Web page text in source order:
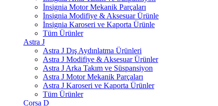
İnsignia Motor Mekanik Parçaları
İnsignia Modifiye & Aksesuar Ürünle
İnsignia Karoseri ve Kaporta Ürünle
Tüm Ürünler
Astra J
Astra J Dış Aydınlatma Ürünleri
Astra J Modifiye & Aksesuar Ürünler
Astra J Arka Takım ve Süspansiyon
Astra J Motor Mekanik Parçaları
Astra J Karoseri ve Kaporta Ürünler
Tüm Ürünler
Corsa D